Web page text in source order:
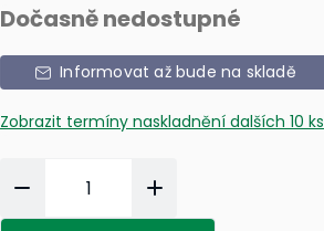
Dočasně nedostupné
Informovat až bude na skladě
Zobrazit termíny naskladnění dalších 10 ks